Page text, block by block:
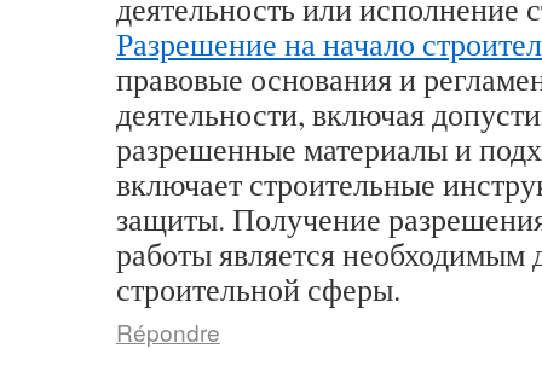
деятельность или исполнение
Разрешение на начало
правовые основания и
деятельности, включая
разрешенные материалы и
включает строительные
защиты. Получение
работы является необходимым
строительной сферы.
Répondre